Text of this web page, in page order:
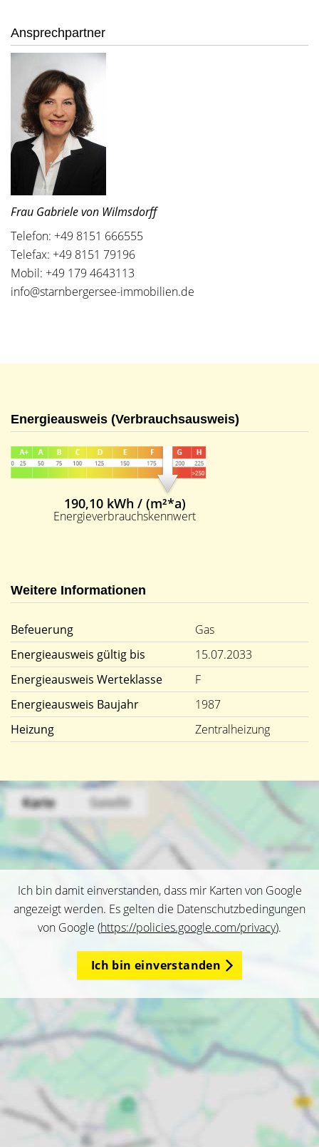
Ansprechpartner
Frau Gabriele von Wilmsdorff
Telefon: +49 8151 666555
Telefax: +49 8151 79196
Mobil: +49 179 4643113
info@starnbergersee-immobilien.de
Energieausweis (Verbrauchsausweis)
190,10 kWh / (m²*a)
Energieverbrauchskennwert
Weitere Informationen
Befeuerung
Gas
Energieausweis gültig bis
15.07.2033
Energieausweis Werteklasse
F
Energieausweis Baujahr
1987
Heizung
Zentralheizung
Ich bin damit einverstanden, dass mir Karten von Google
angezeigt werden. Es gelten die Datenschutzbedingungen
von Google (https://policies.google.com/privacy).
Ich bin einverstanden